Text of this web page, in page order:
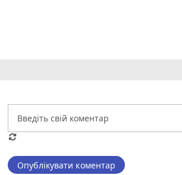
Опублікувати коментар